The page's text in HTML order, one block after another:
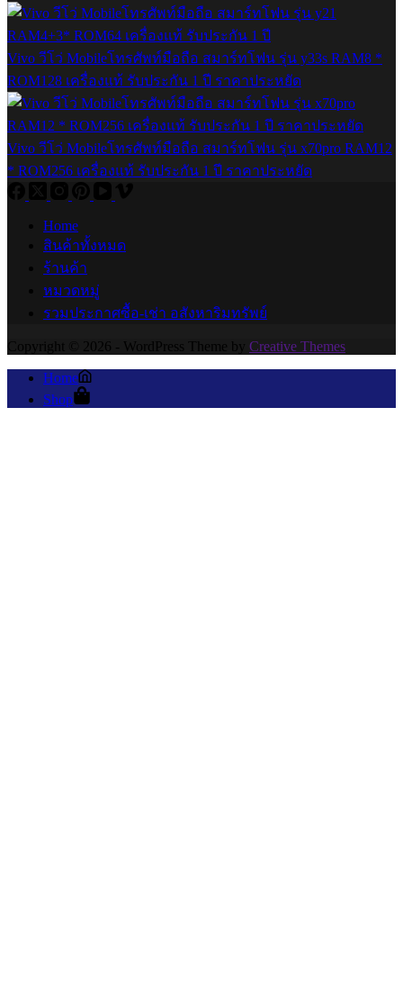
Vivo วีโว่ Mobileโทรศัพท์มือถือ สมาร์ทโฟน รุ่น y33s RAM8 *
ROM128 เครื่องแท้ รับประกัน 1 ปี ราคาประหยัด
Vivo วีโว่ Mobileโทรศัพท์มือถือ สมาร์ทโฟน รุ่น x70pro RAM12
* ROM256 เครื่องแท้ รับประกัน 1 ปี ราคาประหยัด
Home
สินค้าทั้งหมด
ร้านค้า
หมวดหมู่
รวมประกาศซื้อ-เช่า อสังหาริมทรัพย์
Copyright © 2026 - WordPress Theme by Creative Themes
Home
Shop